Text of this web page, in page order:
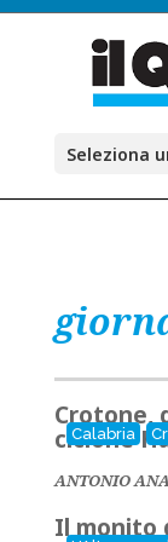
Seleziona
Calabria
Crotone,
ciclone
ANTONIO
Il monito